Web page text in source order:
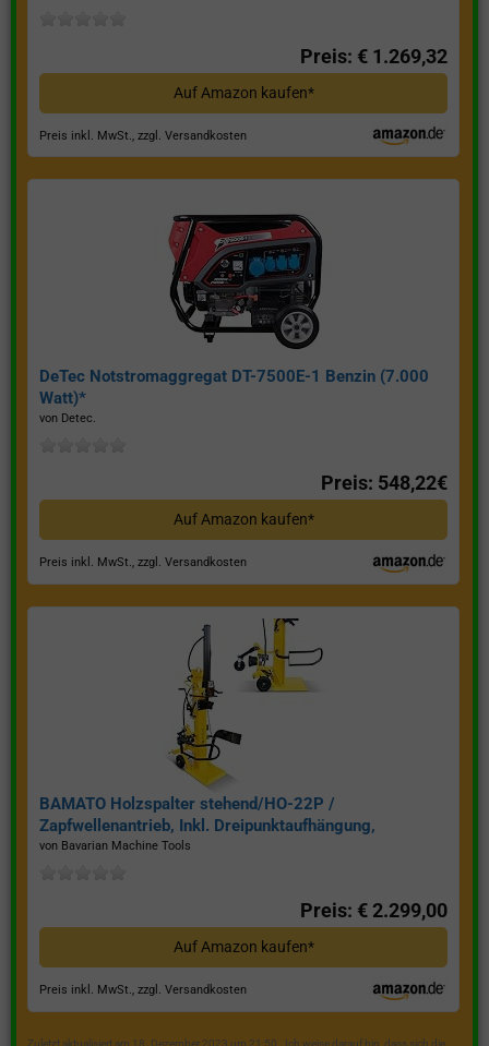
Preis: € 1.269,32
Auf Amazon kaufen*
Preis inkl. MwSt., zzgl. Versandkosten
DeTec Notstromaggregat DT-7500E-1 Benzin (7.000
Watt)*
von Detec.
Preis: 548,22€
Auf Amazon kaufen*
Preis inkl. MwSt., zzgl. Versandkosten
BAMATO Holzspalter stehend/HO-22P /
Zapfwellenantrieb, Inkl. Dreipunktaufhängung,
Spaltkraft 22 Tonnen*
von Bavarian Machine Tools
Preis: € 2.299,00
Auf Amazon kaufen*
Preis inkl. MwSt., zzgl. Versandkosten
Zuletzt aktualisiert am 18. Dezember 2023 um 21:50 . Ich weise darauf hin, dass sich die